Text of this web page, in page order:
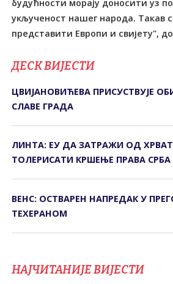
будућности морају доносити уз
укљученост нашег народа. Такав
представити Европи и свијету",
ДЕСК ВИЈЕСТИ
ЦВИЈАНОВИЋЕВА ПРИСУСТВУЈЕ
СЛАВЕ ГРАДА
ЛИНТА: ЕУ ДА ЗАТРАЖИ ОД
ТОЛЕРИСАТИ КРШЕЊЕ ПРАВА СРБА
ВЕНС: ОСТВАРЕН НАПРЕДАК У
ТЕХЕРАНОМ
НАЈЧИТАНИЈЕ ВИЈЕСТИ